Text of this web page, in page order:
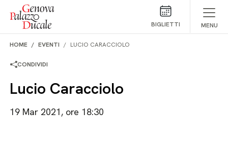
Salta al contenuto
BIGLIETTI MENU
HOME EVENTI LUCIO CARACCIOLO
CONDIVIDI
Lucio Caracciolo
19 Mar 2021, ore 18:30